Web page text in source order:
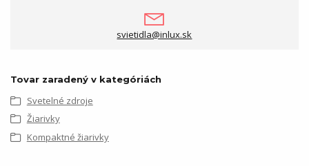
svietidla@inlux.sk
Tovar zaradený v kategóriách
Svetelné zdroje
Žiarivky
Kompaktné žiarivky